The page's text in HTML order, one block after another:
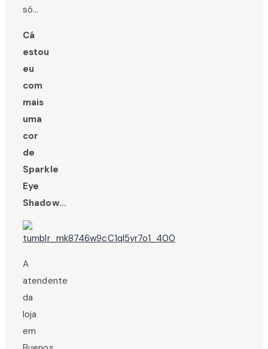
só…
Cá
estou
eu
com
mais
uma
cor
de
Sparkle
Eye
Shadow…
A
atendente
da
loja
em